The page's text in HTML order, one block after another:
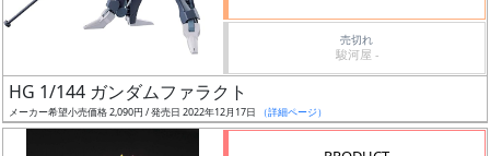
再
売切れ
駿河屋 -
HG 1/144 ガンダムファラクト
メーカー希望小売価格 2,090円 / 発売日 2022年12月17日 （詳細ページ）